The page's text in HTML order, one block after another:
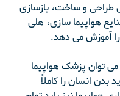
طراحی و ساخت، بازسازی
هواپیما سازی، هلی
آموزش می دهد.
توان پزشک هواپیما
انسان را کاملاً